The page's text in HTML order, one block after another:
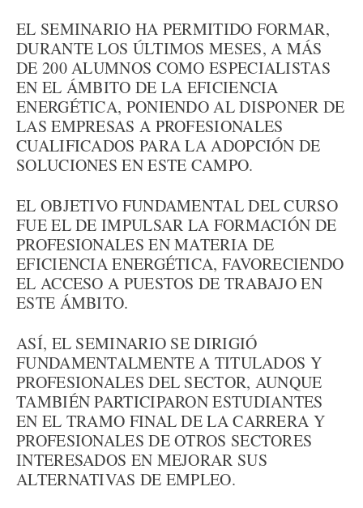
EL SEMINARIO HA PERMITIDO FORMAR,
DURANTE LOS ÚLTIMOS MESES, A MÁS
DE 200 ALUMNOS COMO ESPECIALISTAS
EN EL ÁMBITO DE LA EFICIENCIA
ENERGÉTICA, PONIENDO AL DISPONER DE
LAS EMPRESAS A PROFESIONALES
CUALIFICADOS PARA LA ADOPCIÓN DE
SOLUCIONES EN ESTE CAMPO.
EL OBJETIVO FUNDAMENTAL DEL CURSO
FUE EL DE IMPULSAR LA FORMACIÓN DE
PROFESIONALES EN MATERIA DE
EFICIENCIA ENERGÉTICA, FAVORECIENDO
EL ACCESO A PUESTOS DE TRABAJO EN
ESTE ÁMBITO.
ASÍ, EL SEMINARIO SE DIRIGIÓ
FUNDAMENTALMENTE A TITULADOS Y
PROFESIONALES DEL SECTOR, AUNQUE
TAMBIÉN PARTICIPARON ESTUDIANTES
EN EL TRAMO FINAL DE LA CARRERA Y
PROFESIONALES DE OTROS SECTORES
INTERESADOS EN MEJORAR SUS
ALTERNATIVAS DE EMPLEO.